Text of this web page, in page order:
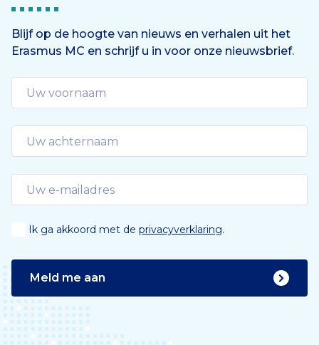
Blijf op de hoogte van nieuws en verhalen uit het
Erasmus MC en schrijf u in voor onze nieuwsbrief.
Ik ga akkoord met de privacyverklaring.
Meld me aan